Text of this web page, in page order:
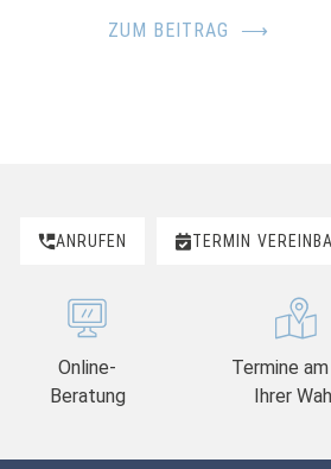
ZUM BEITRAG ⟶
ANRUFEN TERMIN
Online-
Beratung
Termine
Ihrer